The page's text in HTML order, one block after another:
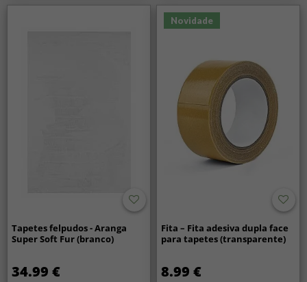
Tapetes felpudos - Aranga
Super Soft Fur (branco)
34.99 €
Novidade
Fita – Fita adesiva dupla face
para tapetes (transparente)
8.99 €